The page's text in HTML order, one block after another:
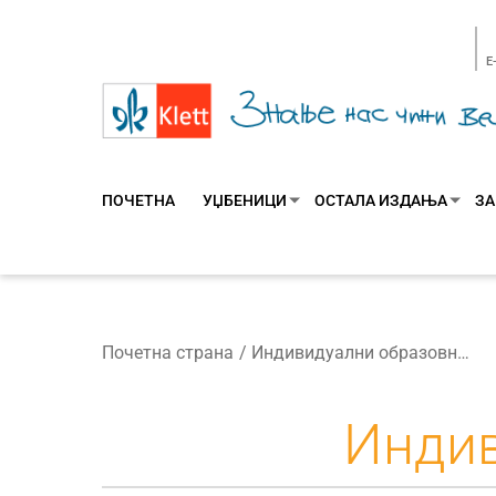
ПОЧЕТНА УЏБЕНИЦИ ОСТАЛА ИЗДАЊА
Почетна страна Индивидуални образовни план